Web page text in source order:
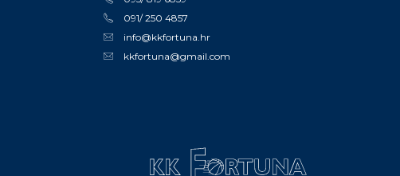
091/ 250 4857
info@kkfortuna.hr
kkfortuna@gmail.com